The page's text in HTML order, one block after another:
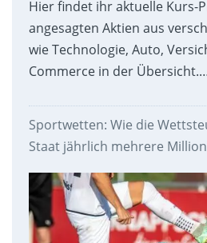
Hier findet ihr aktuelle Kurs-
angesagten Aktien aus
wie Technologie, Auto,
Commerce in der
Sportwetten: Wie die
Staat jährlich mehrere